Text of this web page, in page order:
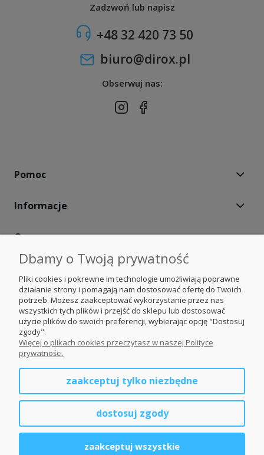
Zadzwoń lub napisz
+48 32 420 73 50
biuro@dirox.pl
Obserwuj nas:
Pomoc
Informacje
O nas
Moje konto
Obserwuj nas
Nasze portale
Ogrodzenia Śląsk
Ogrodzenia Małopolskie
Ogrodzenia Opolskie
Dbamy o Twoją prywatność
Pliki cookies i pokrewne im technologie umożliwiają poprawne
działanie strony i pomagają nam dostosować ofertę do Twoich
potrzeb. Możesz zaakceptować wykorzystanie przez nas
wszystkich tych plików i przejść do sklepu lub dostosować
użycie plików do swoich preferencji, wybierając opcję "Dostosuj
zgody".
Więcej o plikach cookies przeczytasz w naszej Polityce
prywatności.
zaakceptuj tylko niezbędne
dostosuj zgody
zaakceptuj wszystkie